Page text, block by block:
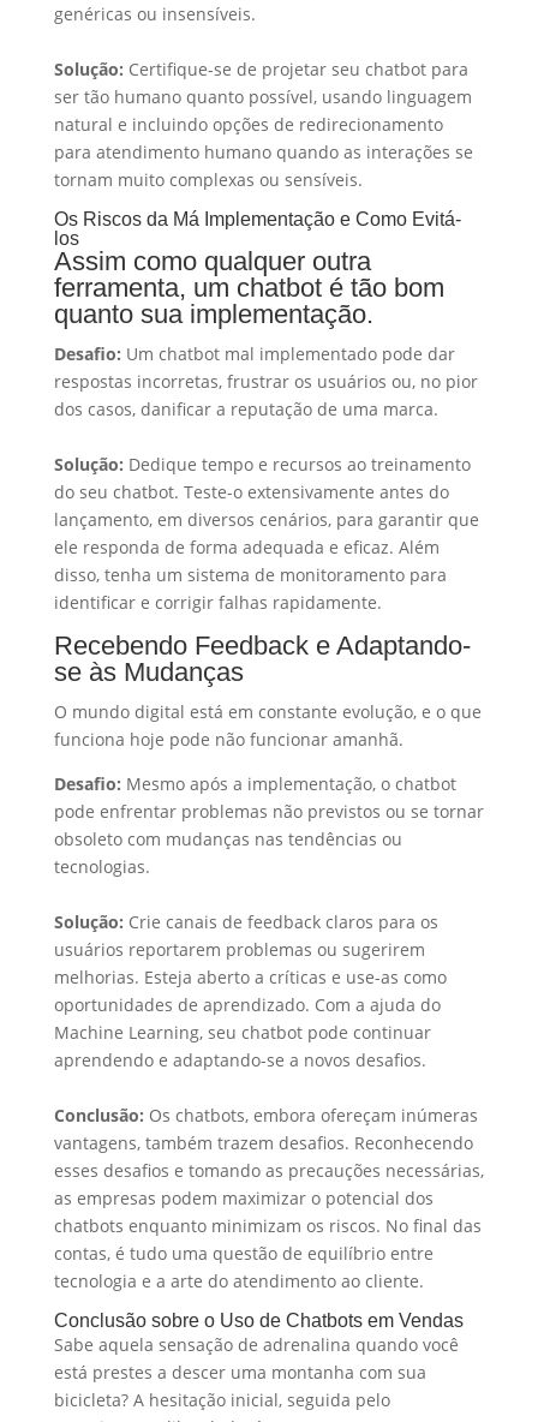
genéricas ou insensíveis.
Solução: Certifique-se de projetar seu chatbot para
ser tão humano quanto possível, usando linguagem
natural e incluindo opções de redirecionamento
para atendimento humano quando as interações se
tornam muito complexas ou sensíveis.
Os Riscos da Má Implementação e Como Evitá-
los
Assim como qualquer outra
ferramenta, um chatbot é tão bom
quanto sua implementação.
Desafio: Um chatbot mal implementado pode dar
respostas incorretas, frustrar os usuários ou, no pior
dos casos, danificar a reputação de uma marca.
Solução: Dedique tempo e recursos ao treinamento
do seu chatbot. Teste-o extensivamente antes do
lançamento, em diversos cenários, para garantir que
ele responda de forma adequada e eficaz. Além
disso, tenha um sistema de monitoramento para
identificar e corrigir falhas rapidamente.
Recebendo Feedback e Adaptando-
se às Mudanças
O mundo digital está em constante evolução, e o que
funciona hoje pode não funcionar amanhã.
Desafio: Mesmo após a implementação, o chatbot
pode enfrentar problemas não previstos ou se tornar
obsoleto com mudanças nas tendências ou
tecnologias.
Solução: Crie canais de feedback claros para os
usuários reportarem problemas ou sugerirem
melhorias. Esteja aberto a críticas e use-as como
oportunidades de aprendizado. Com a ajuda do
Machine Learning, seu chatbot pode continuar
aprendendo e adaptando-se a novos desafios.
Conclusão: Os chatbots, embora ofereçam inúmeras
vantagens, também trazem desafios. Reconhecendo
esses desafios e tomando as precauções necessárias,
as empresas podem maximizar o potencial dos
chatbots enquanto minimizam os riscos. No final das
contas, é tudo uma questão de equilíbrio entre
tecnologia e a arte do atendimento ao cliente.
Conclusão sobre o Uso de Chatbots em Vendas
Sabe aquela sensação de adrenalina quando você
está prestes a descer uma montanha com sua
bicicleta? A hesitação inicial, seguida pelo